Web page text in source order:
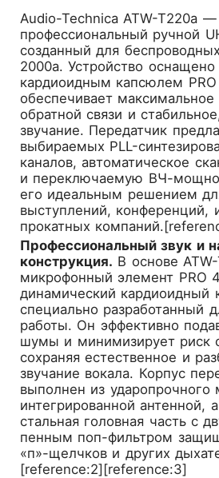
Audio-Technica ATW-T220a —
профессиональный ручной
созданный для
2000a. Устройство
кардиоидным капсюлем
обеспечивает максимальное
обратной связи и
звучание. Передатчик
выбираемых PLL-
каналов, автоматическое
и переключаемую ВЧ-
его идеальным решением
выступлений, конференций,
прокатных
Профессиональный звук и
конструкция. В основе
микрофонный элемент PRO
динамический кардиоидный
специально разработанный
работы. Он эффективно
шумы и минимизирует риск
сохраняя естественное и
звучание вокала. Корпус
выполнен из ударопрочного
интегрированной антенной,
стальная головная часть с
пенным поп-фильтром
«п»-щелчков и других
[reference:2][reference:3]